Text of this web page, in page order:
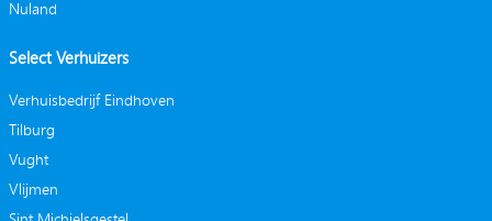
Nuland
Select Verhuizers
Verhuisbedrijf Eindhoven
Tilburg
Vught
Vlijmen